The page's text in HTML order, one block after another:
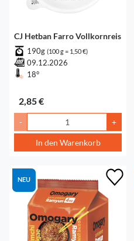
CJ Hetban Farro Vollkornreis
190g (100 g = 1,50 €)
09.12.2026
18°
2,85 €
- +
In den Warenkorb
NEU